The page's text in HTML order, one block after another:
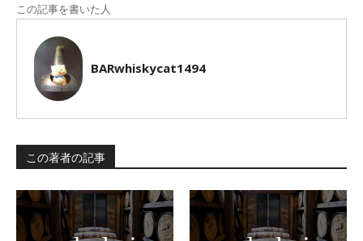
この記事を書いた人
BARwhiskycat1494
この著者の記事